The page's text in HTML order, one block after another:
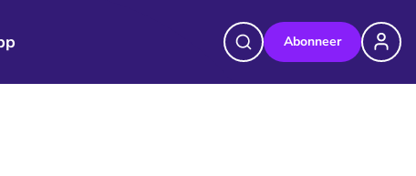
Abonneer